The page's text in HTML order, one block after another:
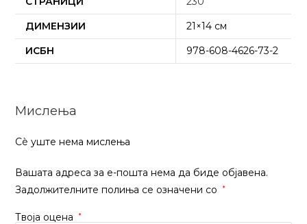
ДИМЕНЗИИ
21×14 см
ИСБН
978-608-4626-73-2
Мислења
Сѐ уште нема мислења
Вашата адреса за е-пошта нема да биде објавена.
Задолжителните полиња се означени со
*
Твоја оцена *